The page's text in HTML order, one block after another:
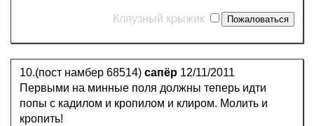
Кляузный крыжик
10.(пост намбер 68514) сапёр 12/11/2011
Первыми на минные поля должны теперь идти
попы с кадилом и кропилом и клиром. Молить и
кропить!